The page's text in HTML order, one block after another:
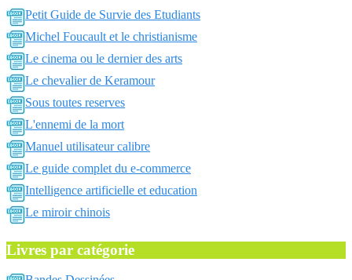
Petit Guide de Survie des Etudiants
Michel Foucault et le christianisme
Le cinema ou le dernier des arts
Le chevalier de Keramour
Sous toutes reserves
L'ennemi de la mort
Manuel utilisateur calibre
Le guide complet du e-commerce
Intelligence artificielle et education
Le miroir chinois
Livres par catégorie